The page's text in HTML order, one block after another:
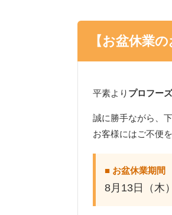
【お盆休業
平素より プロフー
誠に勝手ながら、
お客様にはご不便
■ お盆休業期間
8月13日（木